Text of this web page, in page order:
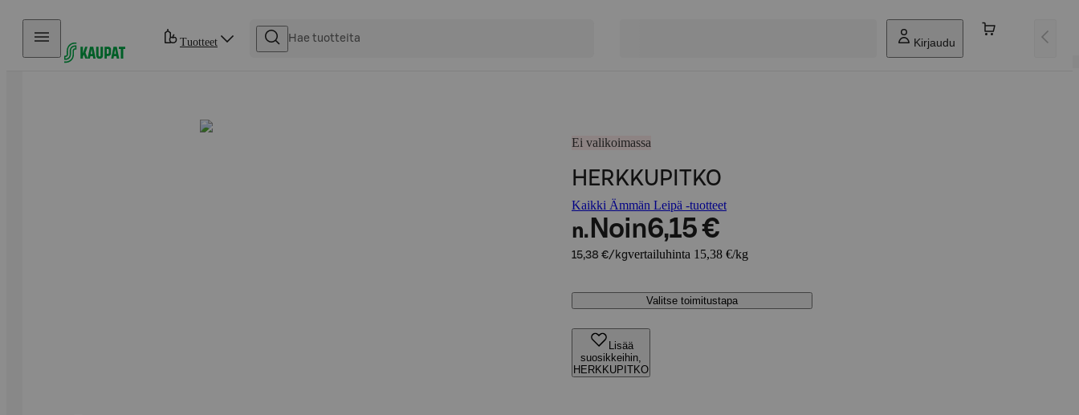
Hyppää sisältöön
Tuotteet Kirjaudu
Ei valikoimassa
HERKKUPITKO
Kaikki Ämmän Leipä -tuotteet
n. Noin6,15 €
15,38 €/kgvertailuhinta 15,38 €/kg
Valitse toimitustapa
Lisää
suosikkeihin,
HERKKUPITKO